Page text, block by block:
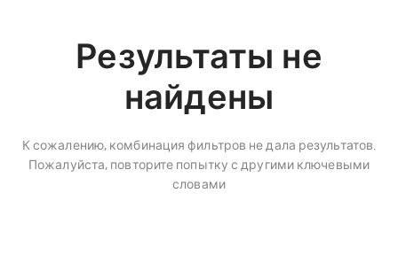
Результаты не
найдены
К сожалению, комбинация фильтров не дала результатов.
Пожалуйста, повторите попытку с другими ключевыми
словами